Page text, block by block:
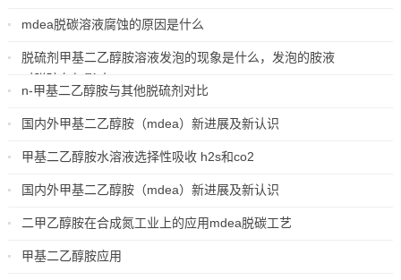
mdea脱碳溶液腐蚀的原因是什么
脱硫剂甲基二乙醇胺溶液发泡的现象是什么，发泡的胺液
对脱硫有何影响
n-甲基二乙醇胺与其他脱硫剂对比
国内外甲基二乙醇胺（mdea）新进展及新认识
甲基二乙醇胺水溶液选择性吸收 h2s和co2
国内外甲基二乙醇胺（mdea）新进展及新认识
二甲乙醇胺在合成氮工业上的应用mdea脱碳工艺
甲基二乙醇胺应用